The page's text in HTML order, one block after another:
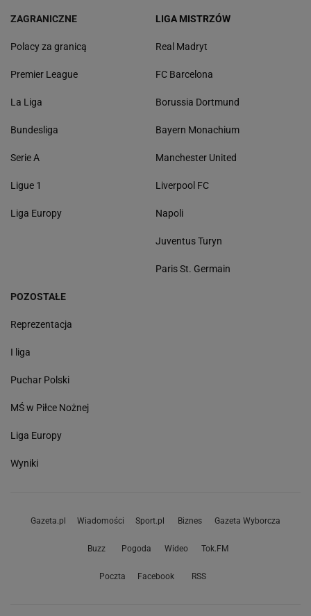
ZAGRANICZNE
Polacy za granicą
Premier League
La Liga
Bundesliga
Serie A
Ligue 1
Liga Europy
LIGA MISTRZÓW
Real Madryt
FC Barcelona
Borussia Dortmund
Bayern Monachium
Manchester United
Liverpool FC
Napoli
Juventus Turyn
Paris St. Germain
POZOSTAŁE
Reprezentacja
I liga
Puchar Polski
MŚ w Piłce Nożnej
Liga Europy
Wyniki
Gazeta.pl Wiadomości Sport.pl Biznes Gazeta Wyborcza
Buzz Pogoda Wideo Tok.FM
Poczta Facebook RSS